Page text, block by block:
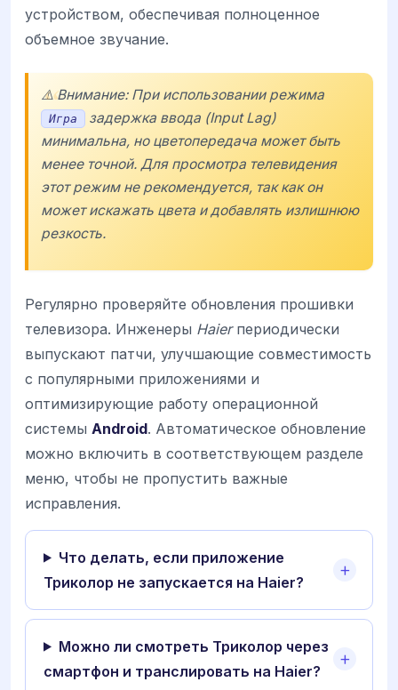
устройством, обеспечивая полноценное
объемное звучание.
⚠️ Внимание: При использовании режима
Игра
задержка ввода (Input Lag)
минимальна, но цветопередача может быть
менее точной. Для просмотра телевидения
этот режим не рекомендуется, так как он
может искажать цвета и добавлять излишнюю
резкость.
Регулярно проверяйте обновления прошивки
телевизора. Инженеры Haierпериодически
выпускают патчи, улучшающие совместимость
с популярными приложениями и
оптимизирующие работу операционной
системы Android. Автоматическое обновление
можно включить в соответствующем разделе
меню, чтобы не пропустить важные
исправления.
Что делать, если приложение
Триколор не запускается на Haier?
Можно ли смотреть Триколор через
смартфон и транслировать на Haier?